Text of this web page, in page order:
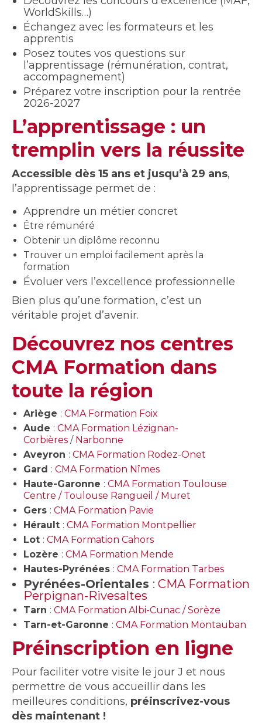
WorldSkills…)
Échangez avec les formateurs et les
apprentis
Posez toutes vos questions sur
l’apprentissage (rémunération, contrat,
accompagnement)
Préparez votre inscription pour la rentrée
2026-2027
L’apprentissage : un
tremplin vers la réussite
Accessible dès 15 ans et jusqu’à 29 ans,
l’apprentissage permet de :
Apprendre un métier concret
Être rémunéré
Obtenir un diplôme reconnu
Trouver un emploi facilement après la
formation
Évoluer vers l’excellence professionnelle
Bien plus qu’une formation, c’est un
véritable projet d’avenir.
Découvrez nos centres
CMA Formation dans
toute la région
Ariège : CMA Formation Foix
Aude : CMA Formation Lézignan-
Corbières / Narbonne
Aveyron : CMA Formation Rodez-Onet
Gard : CMA Formation Nîmes
Haute-Garonne : CMA Formation Toulouse
Centre / Toulouse Rangueil / Muret
Gers : CMA Formation Pavie
Hérault : CMA Formation Montpellier
Lot : CMA Formation Cahors
Lozère : CMA Formation Mende
Hautes-Pyrénées : CMA Formation Tarbes
Pyrénées-Orientales : CMA Formation
Perpignan-Rivesaltes
Tarn : CMA Formation Albi-Cunac / Sorèze
Tarn-et-Garonne : CMA Formation Montauban
Préinscription en ligne
Pour faciliter votre visite le jour J et nous
permettre de vous accueillir dans les
meilleures conditions, préinscrivez-vous
dès maintenant !